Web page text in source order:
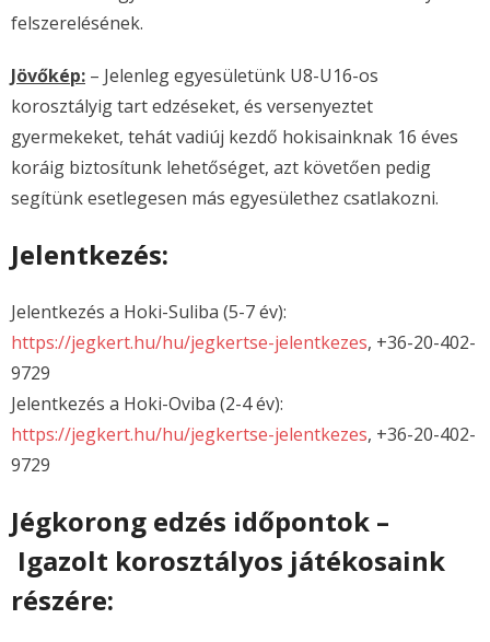
felszerelésének.
Jövőkép: – Jelenleg egyesületünk U8-U16-os
korosztályig tart edzéseket, és versenyeztet
gyermekeket, tehát vadiúj kezdő hokisainknak 16 éves
koráig biztosítunk lehetőséget, azt követően pedig
segítünk esetlegesen más egyesülethez csatlakozni.
Jelentkezés:
Jelentkezés a Hoki-Suliba (5-7 év):
https://jegkert.hu/hu/jegkertse-jelentkezes, +36-20-402-
9729
Jelentkezés a Hoki-Oviba (2-4 év):
https://jegkert.hu/hu/jegkertse-jelentkezes, +36-20-402-
9729
Jégkorong edzés időpontok –
Igazolt korosztályos játékosaink
részére: